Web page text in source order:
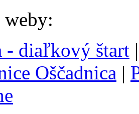
weby:
- diaľkový štart
Oščadnica |